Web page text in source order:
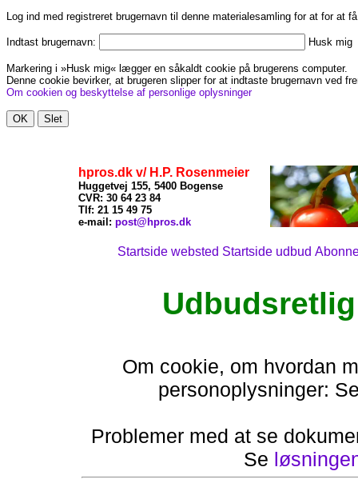
Log ind med registreret brugernavn til denne materialesamling for at for at
Indtast brugernavn: Husk mig
Markering i »Husk mig« lægger en såkaldt cookie på brugerens computer.
Denne cookie bevirker, at brugeren slipper for at indtaste brugernavn ved
Om cookien og beskyttelse af personlige oplysninger
hpros.dk v/ H.P. Rosenmeier
Huggetvej 155, 5400 Bogense
CVR: 30 64 23 84
Tlf: 21 15 49 75
e-mail: post@hpros.dk
Startside websted Startside udbud
Om cookie, om hvordan
personoplysninger:
Problemer med at se
Se